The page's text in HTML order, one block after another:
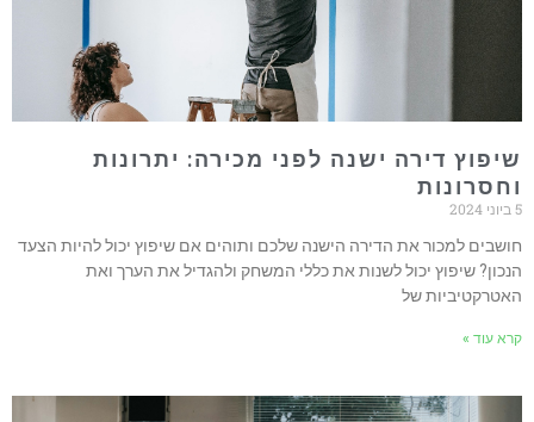
שיפוץ דירה ישנה לפני מכירה: יתרונות
וחסרונות
5 ביוני 2024
חושבים למכור את הדירה הישנה שלכם ותוהים אם שיפוץ יכול להיות הצעד
הנכון? שיפוץ יכול לשנות את כללי המשחק ולהגדיל את הערך ואת
האטרקטיביות של
קרא עוד »